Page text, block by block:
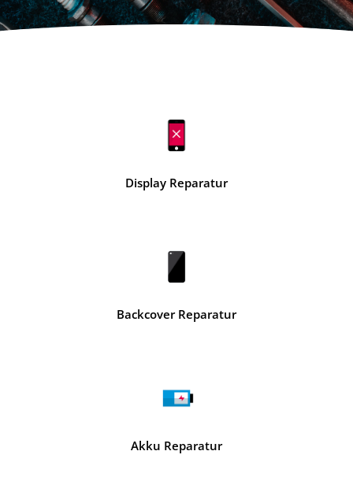
Display Reparatur
Backcover Reparatur
Akku Reparatur